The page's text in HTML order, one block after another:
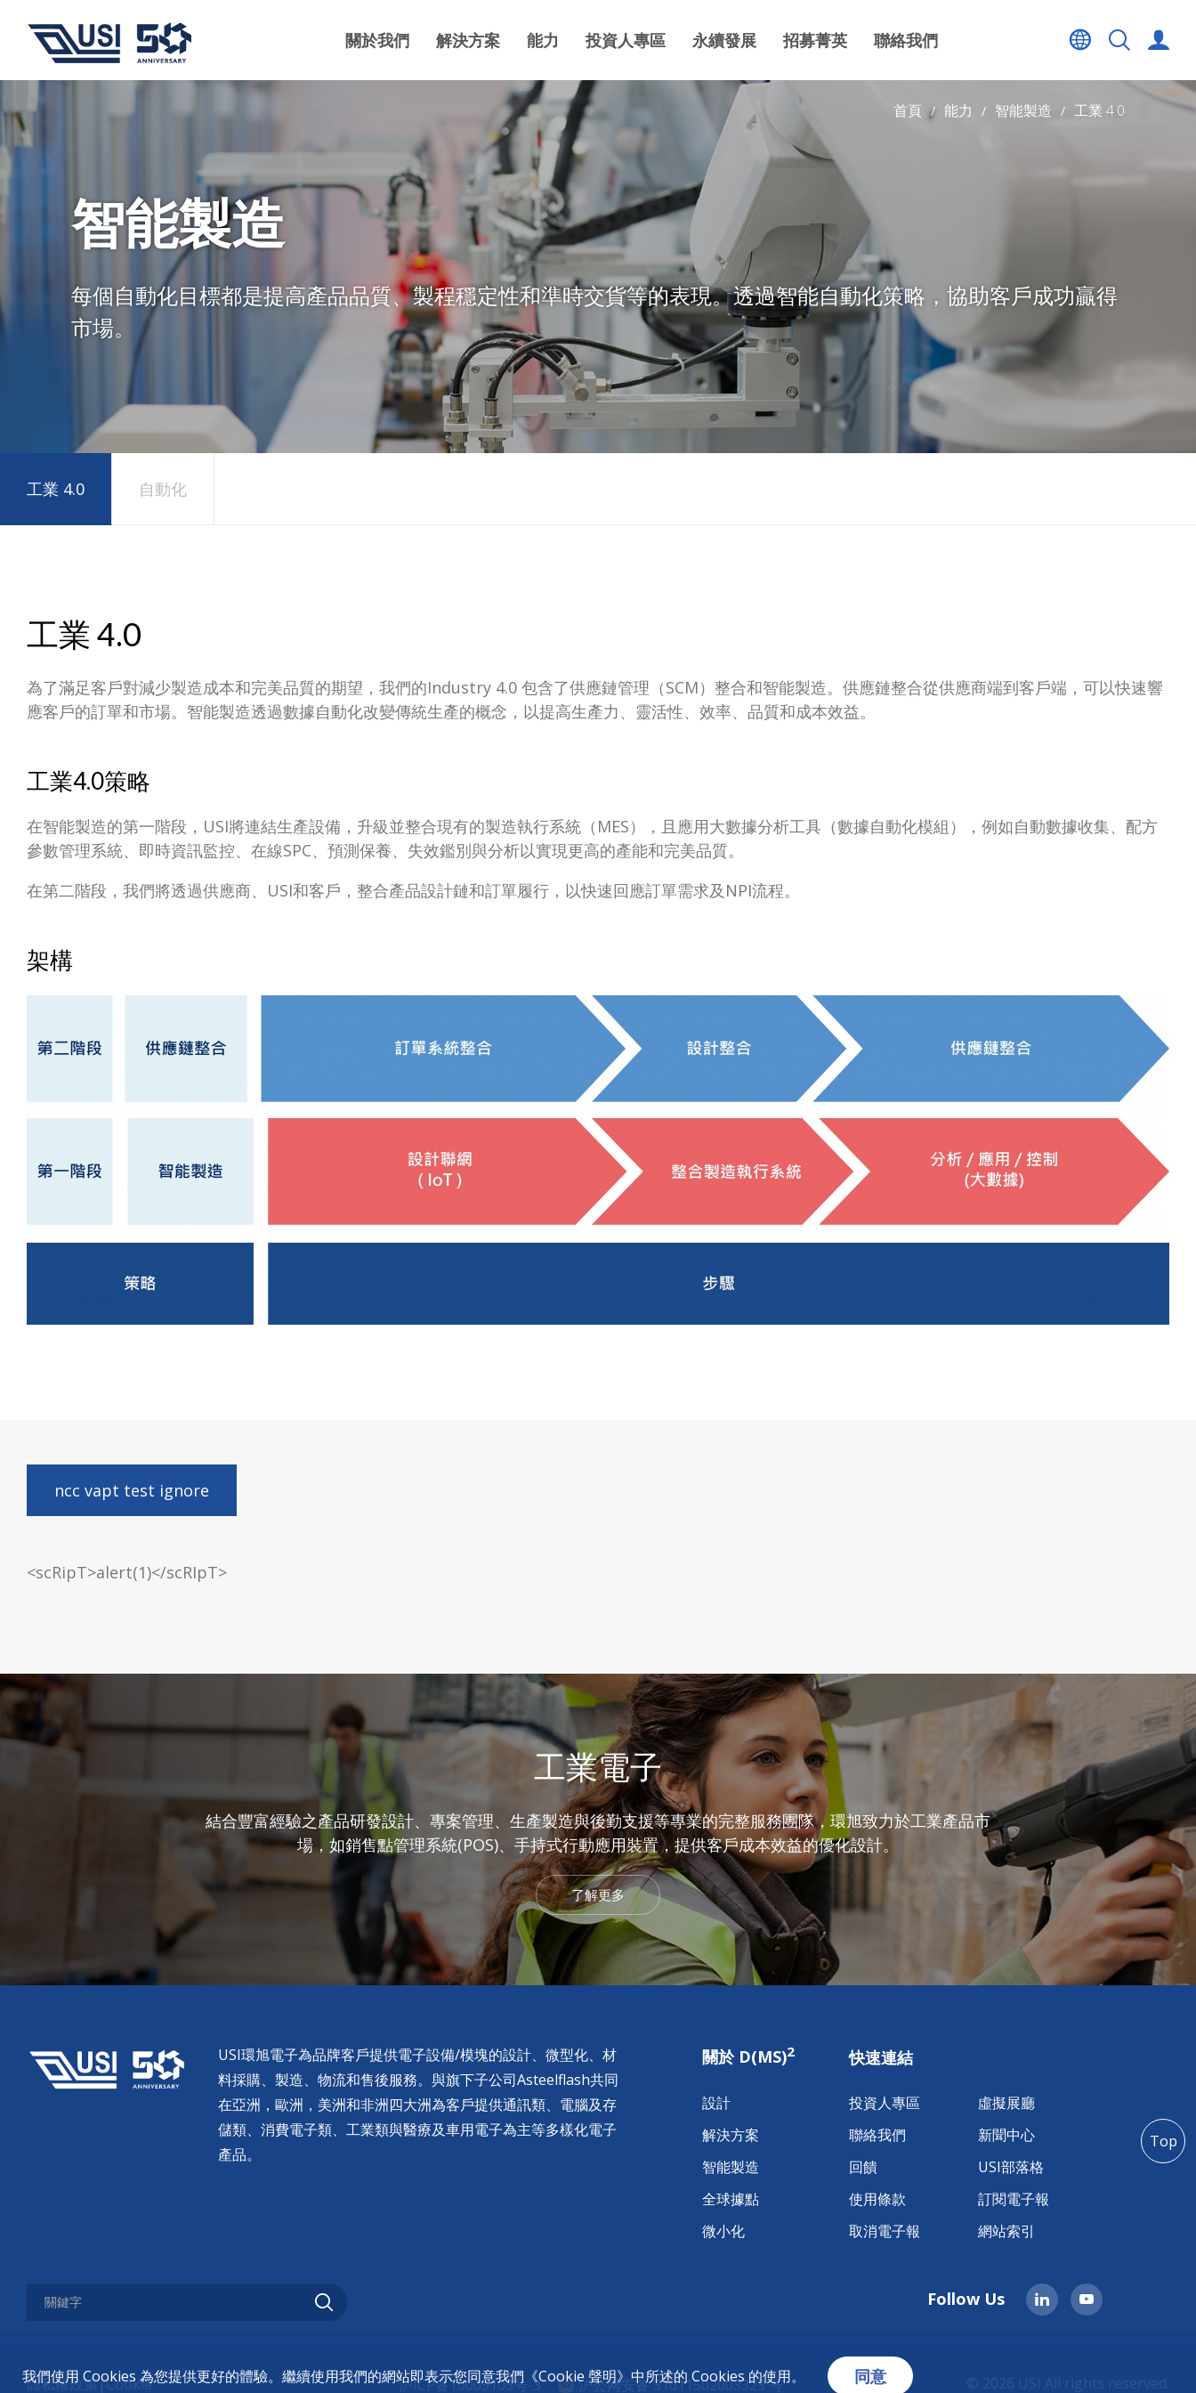
關於我們 解決方案 能力 投資人專區 永續發展 招募菁英 聯絡我們
首頁 能力 智能製造 工業 4.0
智能製造
每個自動化目標都是提高產品品質、製程穩定性和準時交貨等的表現。透過智能自動化策略，協助客戶成功贏得
市場。
工業 4.0 自動化
工業 4.0
為了滿足客戶對減少製造成本和完美品質的期望，我們的Industry 4.0 包含了供應鏈管理（SCM）整合和智能製造。供應鏈整合從供應商端到客戶端，可以快速響
應客戶的訂單和市場。智能製造透過數據自動化改變傳統生產的概念，以提高生產力、靈活性、效率、品質和成本效益。
工業4.0策略
在智能製造的第一階段，USI將連結生產設備，升級並整合現有的製造執行系統（MES），且應用大數據分析工具（數據自動化模組），例如自動數據收集、配方
參數管理系統、即時資訊監控、在線SPC、預測保養、失效鑑別與分析以實現更高的產能和完美品質。
在第二階段，我們將透過供應商、USI和客戶，整合產品設計鏈和訂單履行，以快速回應訂單需求及NPI流程。
架構
ncc vapt test ignore
<scRipT>alert(1)</scRIpT>
工業電子
結合豐富經驗之產品研發設計、專案管理、生產製造與後勤支援等專業的完整服務團隊，環旭致力於工業產品市
場，如銷售點管理系統(POS)、手持式行動應用裝置，提供客戶成本效益的優化設計。
了解更多
USI環旭電子為品牌客戶提供電子設備/模塊的設計、微型化、材
料採購、製造、物流和售後服務。與旗下子公司Asteelflash共同
在亞洲，歐洲，美洲和非洲四大洲為客戶提供通訊類、電腦及存
儲類、消費電子類、工業類與醫療及車用電子為主等多樣化電子
產品。
關於 D(MS)2
設計
解決方案
智能製造
全球據點
微小化
快速連結
投資人專區
虛擬展廳
聯絡我們
新聞中心
回饋
USI部落格
使用條款
訂閱電子報
取消電子報
網站索引
Follow Us
隱私權政策|Cookie 沪ICP备10009103号-3 沪公网安备 31011502003323 号 © 2026 USI All rights reserved.
Top
我們使用 Cookies 為您提供更好的體驗。繼續使用我們的網站即表示您同意我們《Cookie 聲明》中所述的 Cookies 的使用。 同意